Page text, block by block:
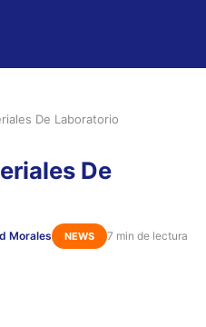
De Laboratorio
De
Morales NEWS 7 min de lectura